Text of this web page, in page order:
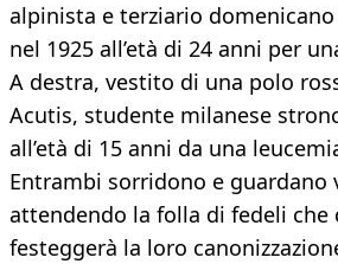
alpinista e terziario
nel 1925 all’età di 24 anni per
A destra, vestito di una polo
Acutis, studente milanese
all’età di 15 anni da una
Entrambi sorridono e guardano
attendendo la folla di fedeli che
festeggerà la loro